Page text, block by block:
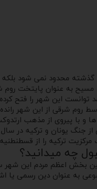
گذشته محدود نمی شود
و 300 سال بعد از میلاد
ترک به نام محمد توانست
شرقی از این شهر رانده
و با پیروی از مذهب
آنکارا منتقل کرد. نام استانبول از سال
چه میدانید؟
بخش اعظم مردم این
عنوان دین رسمی یا